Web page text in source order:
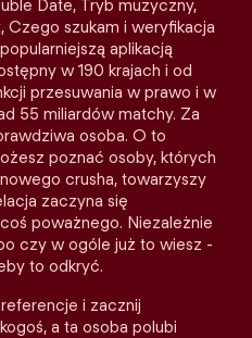
Date, Tryb muzyczny,
Czego szukam i weryfikacja
aplikacją
w 190 krajach i od
przesuwania w prawo i w
55 miliardów matchy. Za
osoba. O to
poznać osoby, których
crusha, towarzyszy
zaczyna się
poważnego. Niezależnie
czy w ogóle już to wiesz -
to odkryć.
i zacznij
a ta osoba polubi